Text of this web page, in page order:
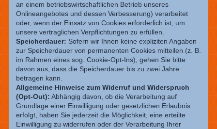
an einem betriebswirtschaftlichen Betrieb unseres
Onlineangebotes und dessen Verbesserung) verarbeitet
oder, wenn der Einsatz von Cookies erforderlich ist, um
unsere vertraglichen Verpflichtungen zu erfüllen.
Speicherdauer: Sofern wir Ihnen keine expliziten Angaben
zur Speicherdauer von permanenten Cookies mitteilen (z. B.
im Rahmen eines sog. Cookie-Opt-Ins), gehen Sie bitte
davon aus, dass die Speicherdauer bis zu zwei Jahre
betragen kann.
Allgemeine Hinweise zum Widerruf und Widerspruch
(Opt-Out): Abhängig davon, ob die Verarbeitung auf
Grundlage einer Einwilligung oder gesetzlichen Erlaubnis
erfolgt, haben Sie jederzeit die Möglichkeit, eine erteilte
Einwilligung zu widerrufen oder der Verarbeitung Ihrer